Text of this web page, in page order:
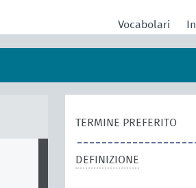
Vocabolari
TERMINE PREFERITO
DEFINIZIONE